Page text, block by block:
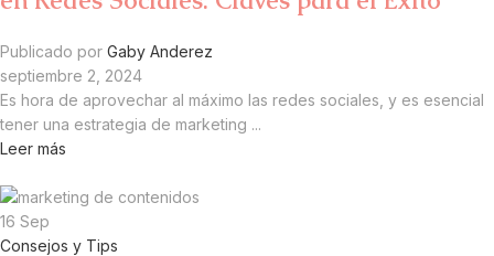
Publicado por Gaby Anderez
septiembre 2, 2024
Es hora de aprovechar al máximo las redes sociales, y es esencial
tener una estrategia de marketing ...
Leer más
16 Sep
Consejos y Tips